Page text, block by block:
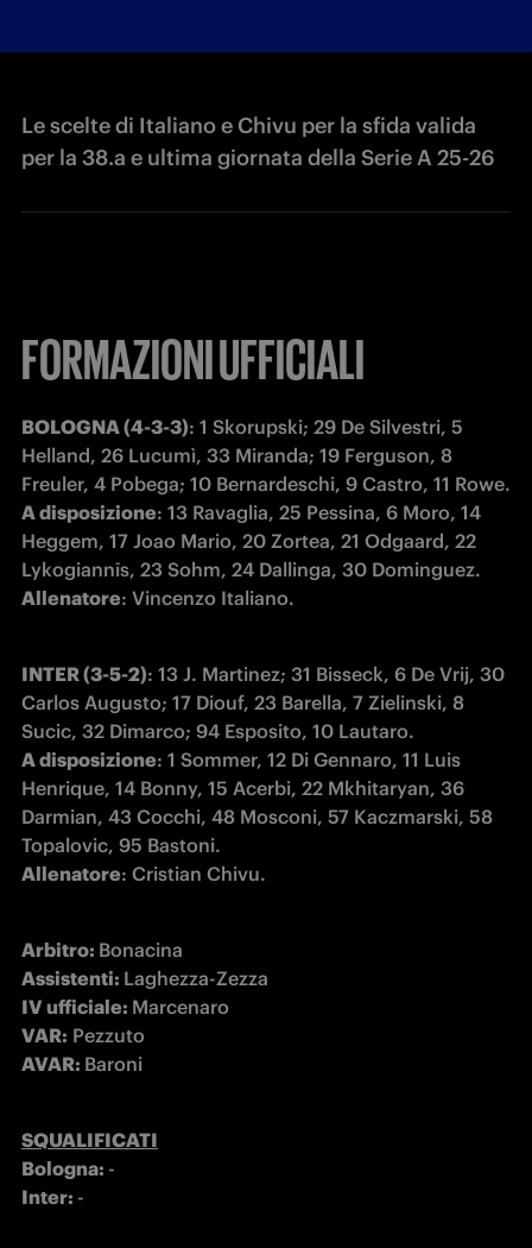
Le scelte di Italiano e Chivu per la sfida valida
per la 38.a e ultima giornata della Serie A 25-26
FORMAZIONI UFFICIALI
BOLOGNA (4-3-3): 1 Skorupski; 29 De Silvestri, 5
Helland, 26 Lucumì, 33 Miranda; 19 Ferguson, 8
A disposizione: 13 Ravaglia, 25 Pessina, 6 Moro, 14
Lykogiannīs, 23 Sohm, 24 Dallinga, 30 Dominguez.
Allenatore: Vincenzo Italiano.
INTER (3-5-2): 13 J. Martinez; 31 Bisseck, 6 De Vrij, 30
Carlos Augusto; 17 Diouf, 23 Barella, 7 Zielinski, 8
A disposizione: 1 Sommer, 12 Di Gennaro, 11 Luis
Henrique, 14 Bonny, 15 Acerbi, 22 Mkhitaryan, 36
Darmian, 43 Cocchi, 48 Mosconi, 57 Kaczmarski, 58
Topalovic, 95 Bastoni.
Allenatore: Cristian Chivu.
Arbitro:
Assistenti:
IV ufficiale:
VAR:
AVAR: Baroni
SQUALIFICATI
Bologna:
Inter: -